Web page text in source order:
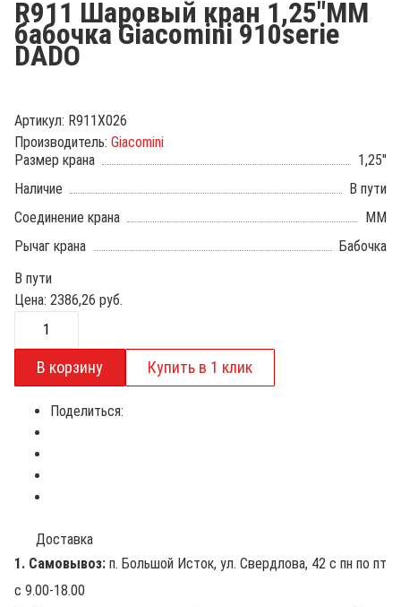
R911 Шаровый кран 1,25"ММ
бабочка Giacomini 910serie
DADO
Артикул: R911X026
Производитель: Giacomini
Размер крана
1,25"
Наличие
В пути
Соединение крана
ММ
Рычаг крана
Бабочка
В пути
Цена: 2386,26 руб.
Поделиться:
Доставка
1. Самовывоз: п. Большой Исток, ул. Свердлова, 42 с пн по пт
с 9.00-18.00